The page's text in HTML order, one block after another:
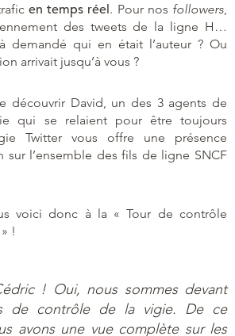
en temps réel. Pour nos followers
des tweets de la ligne H…
demandé qui en était l’auteur ? Ou
arrivait jusqu’à vous ?
découvrir David, un des 3 agents de
qui se relaient pour être toujours
Twitter vous offre une présence
sur l’ensemble des fils de ligne SNCF
voici donc à la « Tour de contrôle
!
! Oui, nous sommes devant
de contrôle de la vigie. De ce
avons une vue complète sur les